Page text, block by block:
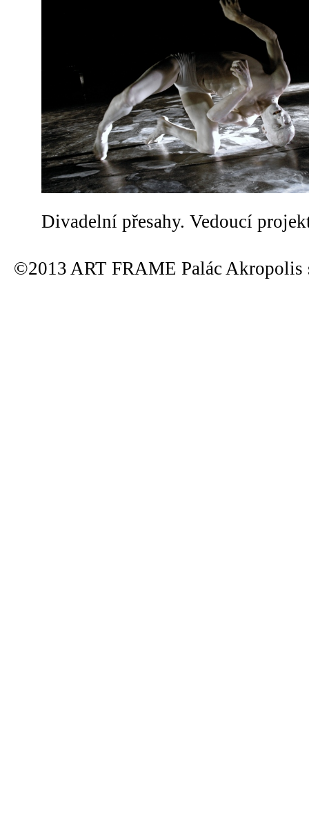
Divadelní přesahy. Vedoucí
©2013 ART FRAME Palác Akropolis